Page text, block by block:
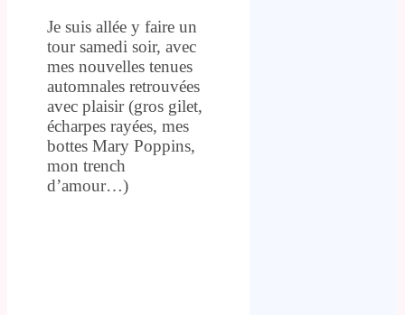
Je suis allée y faire un
tour samedi soir, avec
mes nouvelles tenues
automnales retrouvées
avec plaisir (gros gilet,
écharpes rayées, mes
bottes Mary Poppins,
mon trench
d’amour…)